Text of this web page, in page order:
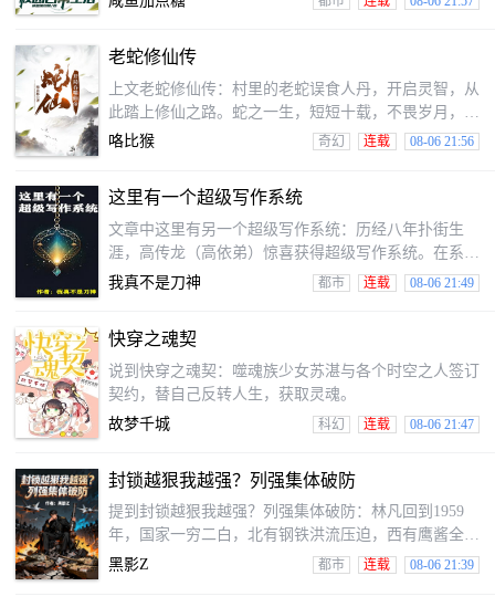
往外掏。生怕宿主不要，任务还没做，奖励先送到。
老蛇修仙传
上文老蛇修仙传：村里的老蛇误食人丹，开启灵智，从
此踏上修仙之路。蛇之一生，短短十载，不畏岁月，只
争朝夕。就是别人老蛇成仙的故事。————玄幻版简
仙之路。
咯比猴 奇幻 连载 08-06 21:56
这里有一个超级写作系统
文章中这里有另一个超级写作系统：历经八年扑街生
涯，高传龙（高依弟）惊喜获得超级写作系统。在系统
的助力下，他逐步崛起，小说爆红，更创立筑梦小说
我真不是刀神 都市 连载 08-06 21:49
快穿之魂契
说到快穿之魂契：噬魂族少女苏湛与各个时空之人签订
契约，替自己反转人生，获取灵魂。
故梦千城
科幻 连载 08-06 21:47
封锁越狠我越强？列强集体破防
提到封锁越狠我越强？列强集体破防：林凡回到1959
年，国家一穷二白，北有钢铁洪流压迫，西有鹰酱全面
封锁，开局即是地狱模式。幸得激活科技推演系统，助
黑影Z 都市 连载 08-06 21:39